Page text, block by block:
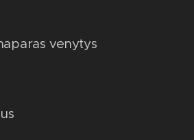
venytys